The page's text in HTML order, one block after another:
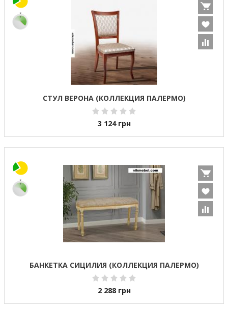
СТУЛ ВЕРОНА (КОЛЛЕКЦИЯ ПАЛЕРМО)
3 124 грн
БАНКЕТКА СИЦИЛИЯ (КОЛЛЕКЦИЯ ПАЛЕРМО)
2 288 грн